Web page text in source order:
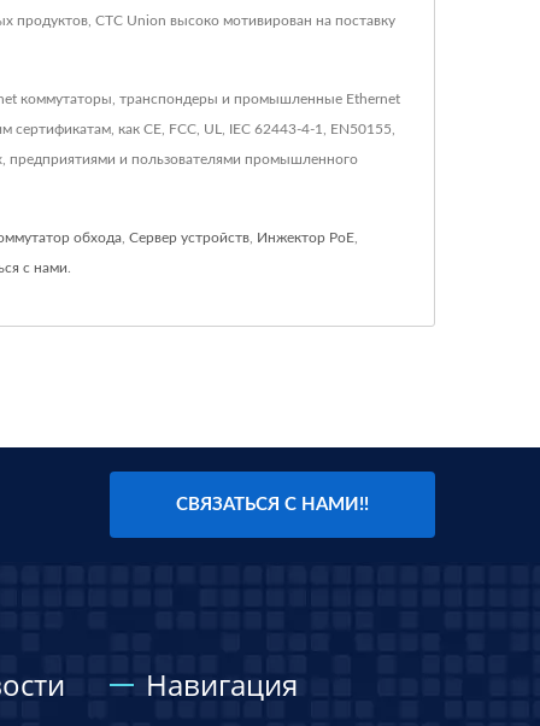
продуктов, CTC Union высоко мотивирован на поставку
коммутаторы, транспондеры и промышленные Ethernet
как CE, FCC, UL, IEC 62443-4-1, EN50155,
предприятиями и пользователями промышленного
обхода Сервер устройств Инжектор PoE
с нами
СВЯЗАТЬСЯ С НАМИ!!
Навигация